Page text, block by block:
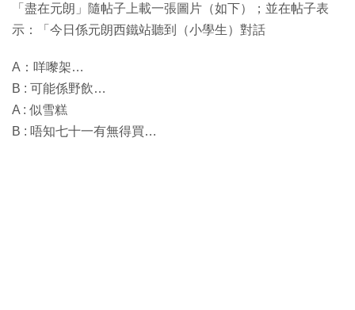
「盡在元朗」隨帖子上載一張圖片（如下）；並在帖子表
示：「今日係元朗西鐵站聽到（小學生）對話
A：咩嚟架…
B : 可能係野飲…
A : 似雪糕
B : 唔知七十一有無得買…